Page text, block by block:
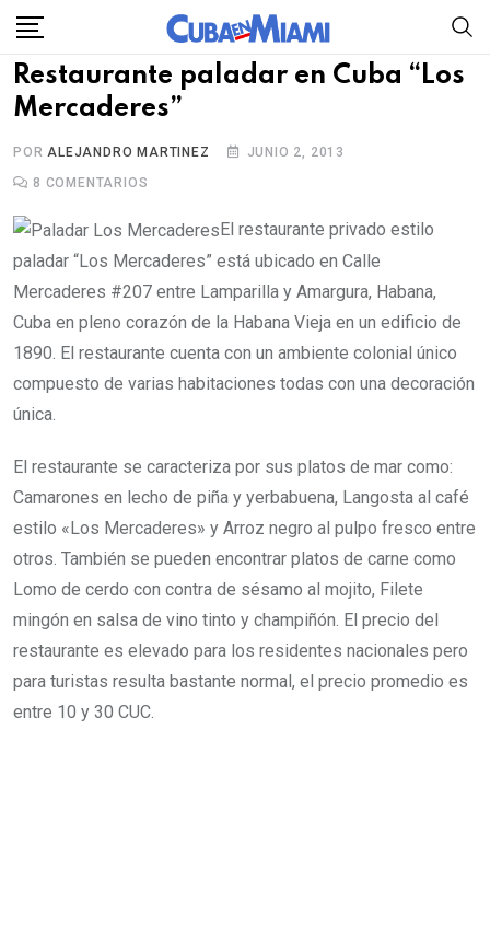
Skip
content
Restaurante paladar en Cuba “Los
Mercaderes”
PORALEJANDRO MARTINEZ
JUNIO 2, 2013
8 COMENTARIOS
El restaurante privado estilo
paladar “Los Mercaderes” está ubicado en Calle
Mercaderes #207 entre Lamparilla y Amargura, Habana,
Cuba en pleno corazón de la Habana Vieja en un edificio de
1890. El restaurante cuenta con un ambiente colonial único
compuesto de varias habitaciones todas con una decoración
única.
El restaurante se caracteriza por sus platos de mar como:
Camarones en lecho de piña y yerbabuena, Langosta al café
estilo «Los Mercaderes» y Arroz negro al pulpo fresco entre
otros. También se pueden encontrar platos de carne como
Lomo de cerdo con contra de sésamo al mojito, Filete
mingón en salsa de vino tinto y champiñón. El precio del
restaurante es elevado para los residentes nacionales pero
para turistas resulta bastante normal, el precio promedio es
entre 10 y 30 CUC.